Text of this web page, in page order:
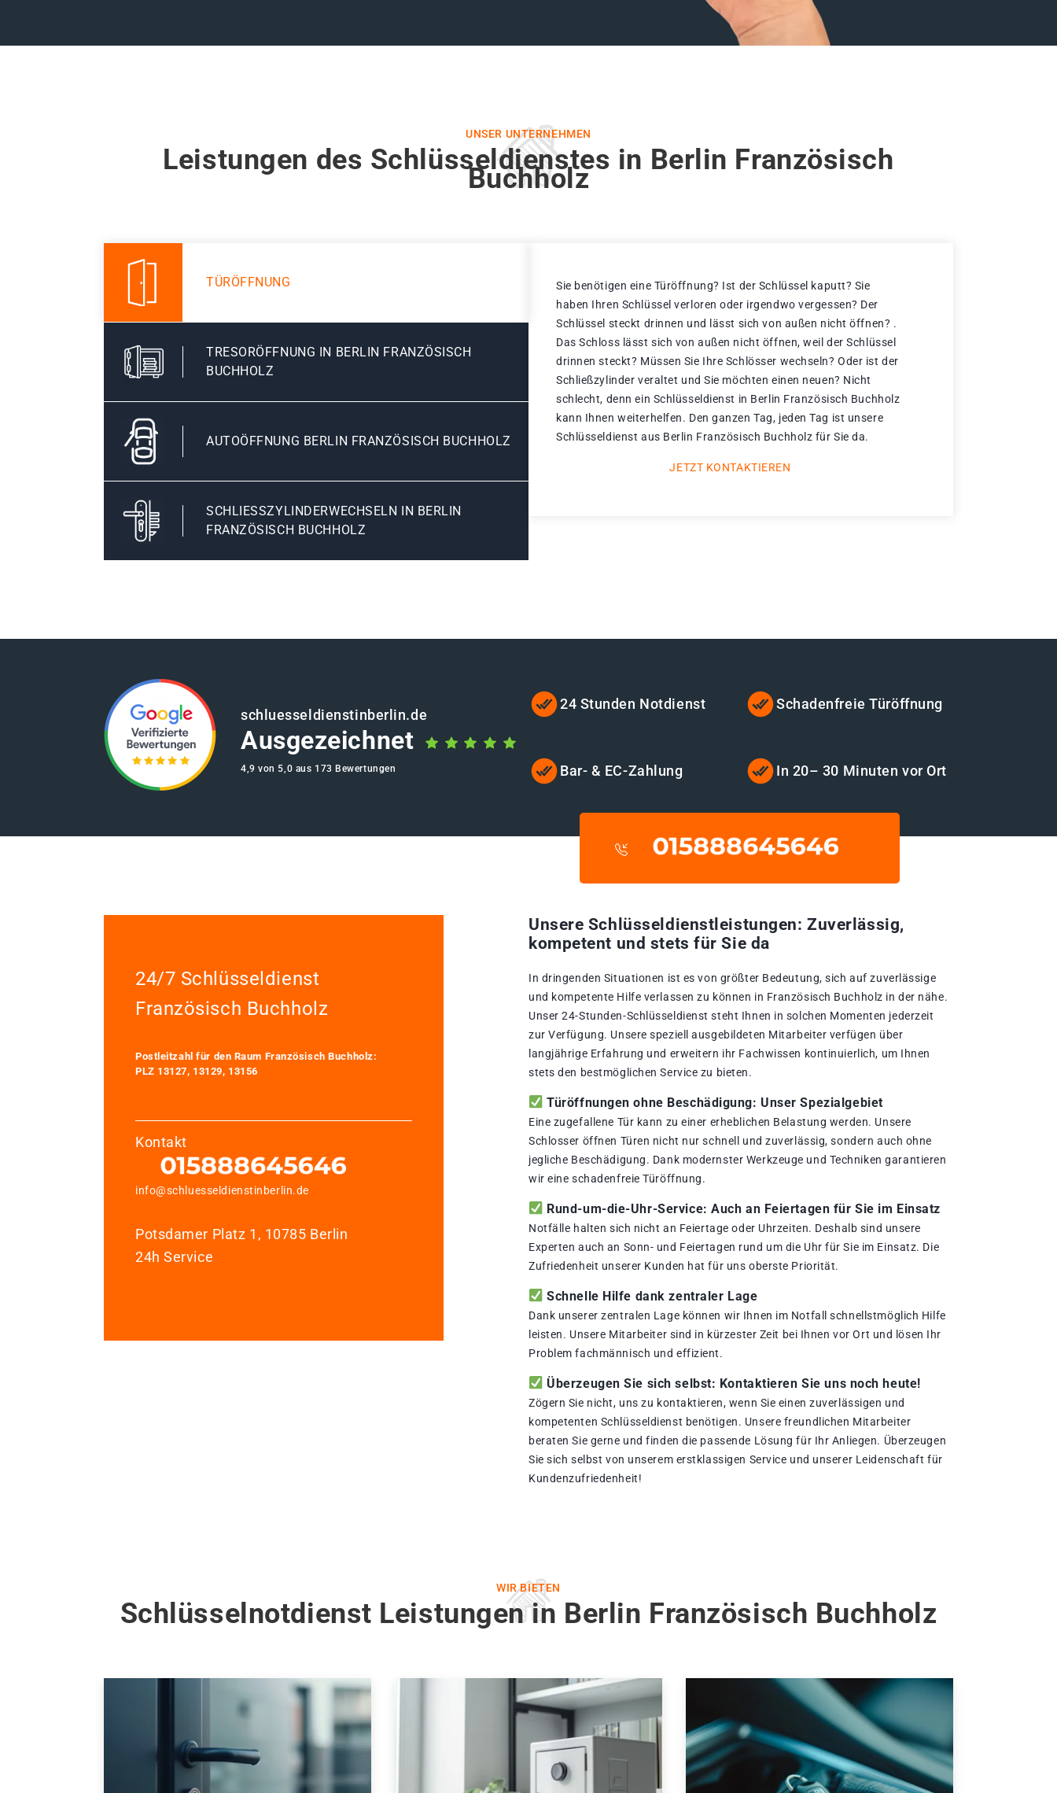
UNSER UNTERNEHMEN
Leistungen des Schlüsseldienstes in Berlin Französisch
Buchholz
TÜRÖFFNUNG
TRESORÖFFNUNG IN BERLIN FRANZÖSISCH
BUCHHOLZ
AUTOÖFFNUNG BERLIN FRANZÖSISCH BUCHHOLZ
SCHLIESSZYLINDERWECHSELN IN BERLIN F
RANZÖSISCH BUCHHOLZ
Sie benötigen eine Türöffnung? Ist der Schlüssel kaputt? Sie
haben Ihren Schlüssel verloren oder irgendwo vergessen? Der
Schlüssel steckt drinnen und lässt sich von außen nicht öffnen? .
Das Schloss lässt sich von außen nicht öffnen, weil der Schlüssel
drinnen steckt? Müssen Sie Ihre Schlösser wechseln? Oder ist der
Schließzylinder veraltet und Sie möchten einen neuen? Nicht
schlecht, denn ein Schlüsseldienst in Berlin Französisch Buchholz
kann Ihnen weiterhelfen. Den ganzen Tag, jeden Tag ist unsere
Schlüsseldienst aus Berlin Französisch Buchholz für Sie da.
JETZT KONTAKTIEREN
schluesseldienstinberlin.de
Ausgezeichnet
4,9 von 5,0 aus 173 Bewertungen
24 Stunden Notdienst Schadenfreie Türöffnung
Bar- & EC-Zahlung In 20– 30 Minuten vor Ort
24/7 Schlüsseldienst
Französisch Buchholz
Postleitzahl für den Raum Französisch Buchholz:
PLZ 13127, 13129, 13156
Kontakt
info@schluesseldienstinberlin.de
Potsdamer Platz 1, 10785 Berlin
24h Service
Unsere Schlüsseldienstleistungen: Zuverlässig,
kompetent und stets für Sie da
In dringenden Situationen ist es von größter Bedeutung, sich auf zuverlässige
und kompetente Hilfe verlassen zu können in Französisch Buchholz in der nähe.
Unser 24-Stunden-Schlüsseldienst steht Ihnen in solchen Momenten jederzeit
zur Verfügung. Unsere speziell ausgebildeten Mitarbeiter verfügen über
langjährige Erfahrung und erweitern ihr Fachwissen kontinuierlich, um Ihnen
stets den bestmöglichen Service zu bieten.
Türöffnungen ohne Beschädigung: Unser Spezialgebiet
Eine zugefallene Tür kann zu einer erheblichen Belastung werden. Unsere
Schlosser öffnen Türen nicht nur schnell und zuverlässig, sondern auch ohne
jegliche Beschädigung. Dank modernster Werkzeuge und Techniken garantieren
wir eine schadenfreie Türöffnung.
Rund-um-die-Uhr-Service: Auch an Feiertagen für Sie im Einsatz
Notfälle halten sich nicht an Feiertage oder Uhrzeiten. Deshalb sind unsere
Experten auch an Sonn- und Feiertagen rund um die Uhr für Sie im Einsatz. Die
Zufriedenheit unserer Kunden hat für uns oberste Priorität.
Schnelle Hilfe dank zentraler Lage
Dank unserer zentralen Lage können wir Ihnen im Notfall schnellstmöglich Hilfe
leisten. Unsere Mitarbeiter sind in kürzester Zeit bei Ihnen vor Ort und lösen Ihr
Problem fachmännisch und effizient.
Überzeugen Sie sich selbst: Kontaktieren Sie uns noch heute!
Zögern Sie nicht, uns zu kontaktieren, wenn Sie einen zuverlässigen und
kompetenten Schlüsseldienst benötigen. Unsere freundlichen Mitarbeiter
beraten Sie gerne und finden die passende Lösung für Ihr Anliegen. Überzeugen
Sie sich selbst von unserem erstklassigen Service und unserer Leidenschaft für
Kundenzufriedenheit!
WIR BIETEN
Schlüsselnotdienst Leistungen in Berlin Französisch Buchholz